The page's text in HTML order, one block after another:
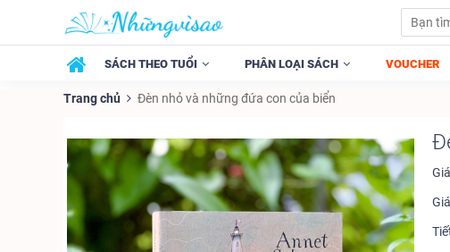
SÁCH THEO TUỔI PHÂN LOẠI SÁCH VOUCHER
Trang chủ Đèn nhỏ và những đứa con của biển